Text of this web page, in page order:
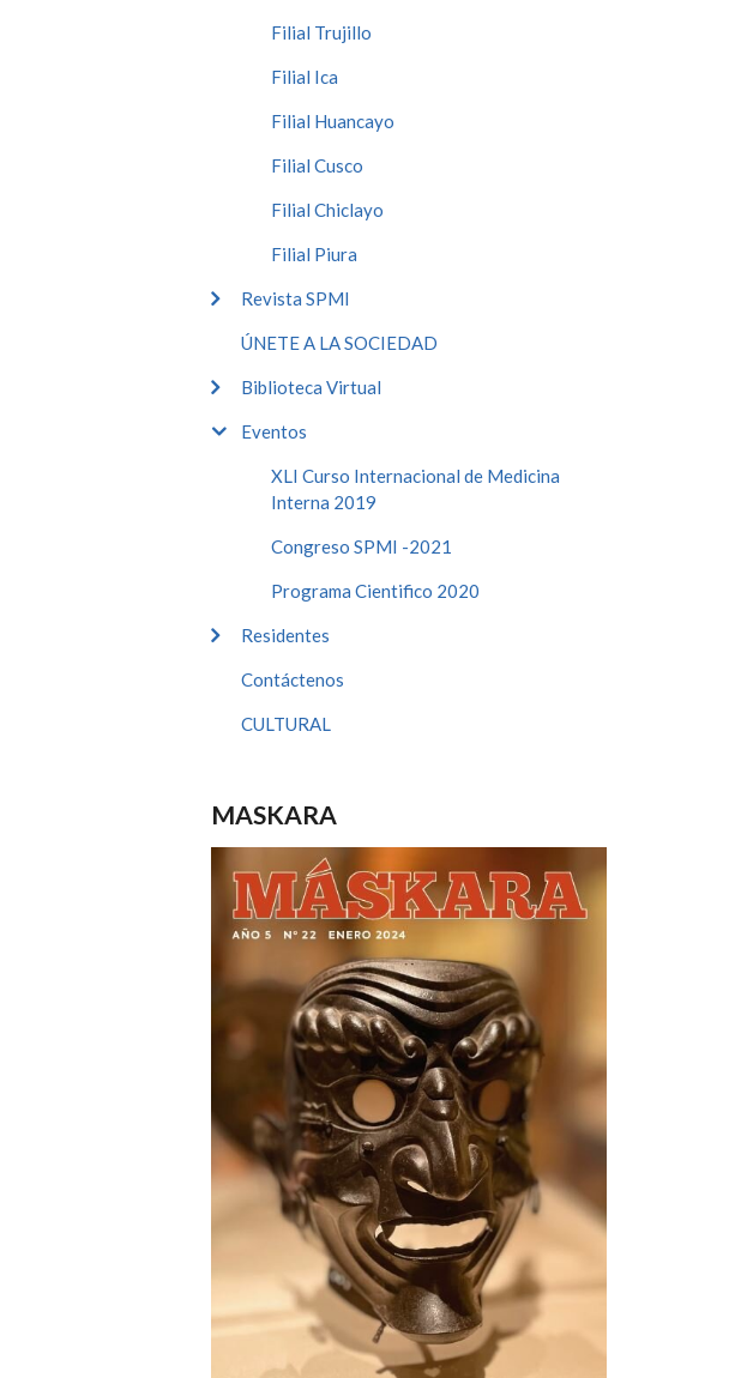
Filial Trujillo
Filial Ica
Filial Huancayo
Filial Cusco
Filial Chiclayo
Filial Piura
Revista SPMI
ÚNETE A LA SOCIEDAD
Biblioteca Virtual
Eventos
XLI Curso Internacional de Medicina
Interna 2019
Congreso SPMI -2021
Programa Cientifico 2020
Residentes
Contáctenos
CULTURAL
MASKARA